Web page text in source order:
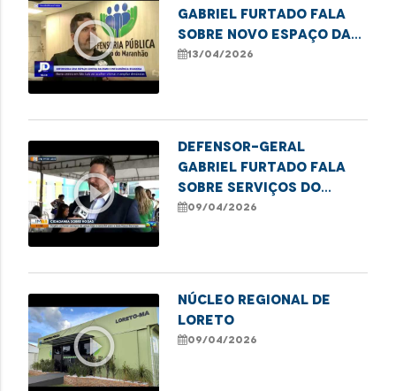
play_circle_outline
Gabriel Furtado fala
sobre novo espaço da
DPE/MA para acolher
13/04/2026
play_circle_outline
Defensor-Geral
Gabriel Furtado fala
sobre serviços do
Cidadania Sobre Rodas
09/04/2026
play_circle_outline
Núcleo Regional de
Loreto
09/04/2026